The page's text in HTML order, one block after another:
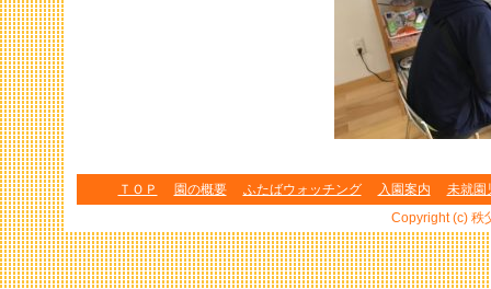
ＴＯＰ 園の概要 ふたばウォッチング 入園案内
未就園
Copyright (c) 秩